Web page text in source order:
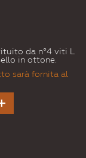
da n°4 viti L
in ottone.
sarà fornita al